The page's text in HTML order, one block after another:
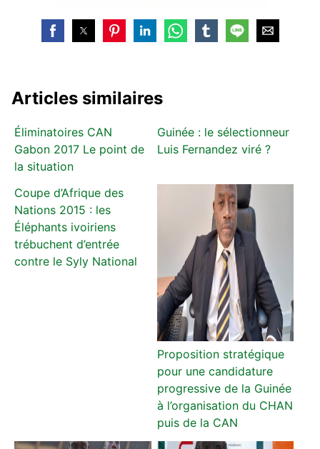
Articles similaires
Éliminatoires CAN
Gabon 2017 Le point de
la situation
Guinée : le sélectionneur
Luis Fernandez viré ?
Coupe d’Afrique des
Nations 2015 : les
Éléphants ivoiriens
trébuchent d’entrée
contre le Syly National
Proposition stratégique
pour une candidature
progressive de la Guinée
à l’organisation du CHAN
puis de la CAN